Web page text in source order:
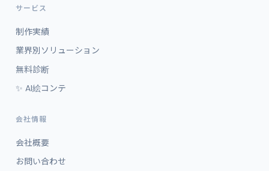
サービス
制作実績
業界別ソリューション
無料診断
✨ AI絵コンテ
会社情報
会社概要
お問い合わせ